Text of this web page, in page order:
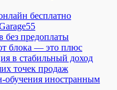
бесплатно
без предоплаты
блока — это плюс
в стабильный доход
точек продаж
иностранным